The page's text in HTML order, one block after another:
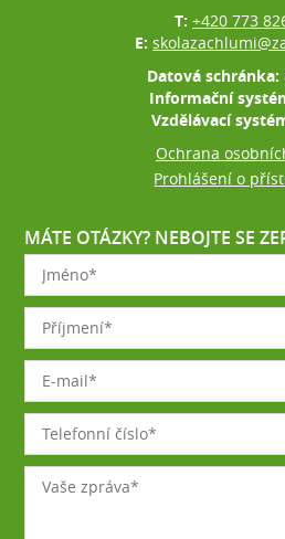
T: +420 773
E:
Datová schránka:
Informační
Vzdělávací
Ochrana
Prohlášení o
MÁTE OTÁZKY? NEBOJTE SE